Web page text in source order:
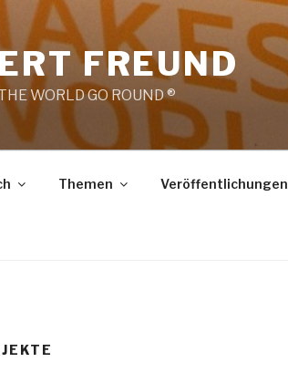
FREUND
WORLD GO ROUND ®
Themen Veröffentlichungen